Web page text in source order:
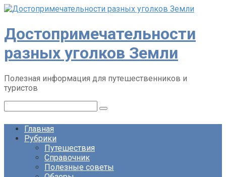
Перейти
контенту
Достопримечательности
разных уголков Земли
Полезная информация для путешественников и
туристов
Главная
Рубрики
Путешествия
Справочник
Полезные советы